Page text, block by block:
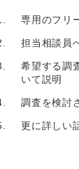
専用のフリ
担当相談員
希望する調
いて説明
調査を検討
更に詳しい